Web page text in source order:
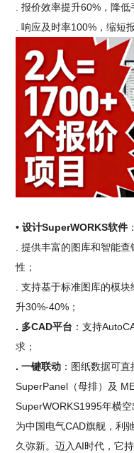
. 报价效率提升60%，降
. 响应及时率100%，缩短
• 设计SuperWORKS软件 ：
. 提供丰富的图库和智能
性；
. 支持基于标准图库的模
升30%-40%；
. 多CAD平台 ：支持
求；
. 一键联动 ：图纸数据可
SuperPanel（母排）及
SuperWORKS1995年横
为中国电气CAD旗舰，利
久弥新。迈入AI时代，它